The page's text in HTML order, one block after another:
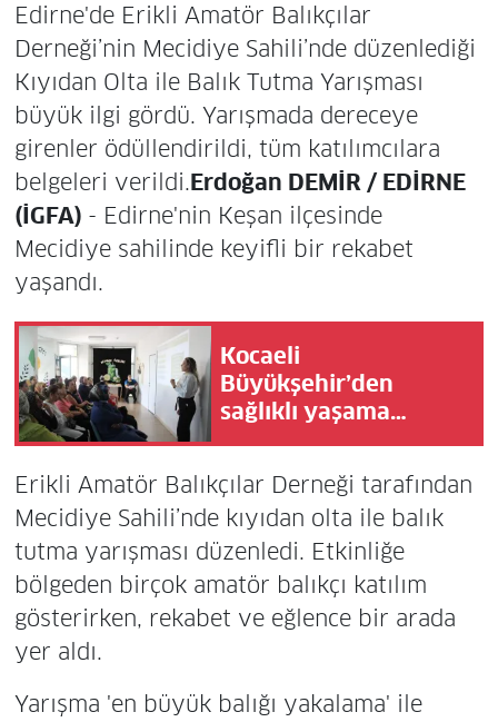
Edirne'de Erikli Amatör Balıkçılar
Derneği’nin Mecidiye Sahili’nde düzenlediği
Kıyıdan Olta ile Balık Tutma Yarışması
büyük ilgi gördü. Yarışmada dereceye
girenler ödüllendirildi, tüm katılımcılara
belgeleri verildi.Erdoğan DEMİR / EDİRNE
(İGFA) - Edirne'nin Keşan ilçesinde
Mecidiye sahilinde keyifli bir rekabet
yaşandı.
Kocaeli
Büyükşehir’den
sağlıklı yaşama
destek
Erikli Amatör Balıkçılar Derneği tarafından
Mecidiye Sahili’nde kıyıdan olta ile balık
tutma yarışması düzenledi. Etkinliğe
bölgeden birçok amatör balıkçı katılım
gösterirken, rekabet ve eğlence bir arada
yer aldı.
Yarışma 'en büyük balığı yakalama' ile